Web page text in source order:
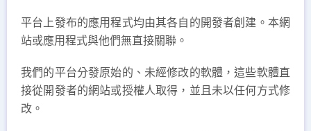
平台上發布的應用程式均由其各自的開發者創建。本網
站或應用程式與他們無直接關聯。
我們的平台分發原始的、未經修改的軟體，這些軟體直
接從開發者的網站或授權人取得，並且未以任何方式修
改。